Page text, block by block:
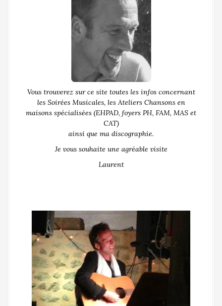
Vous trouverez sur ce site toutes les infos concernant
les Soirées Musicales, les Ateliers Chansons en
maisons spécialisées (EHPAD, foyers PH, FAM, MAS et
CAT)
ainsi que ma discographie.
Je vous souhaite une agréable visite
Laurent